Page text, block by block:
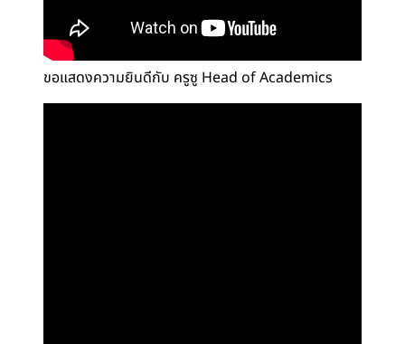
ขอแสดงความยินดีกับ ครูซู Head of Academics